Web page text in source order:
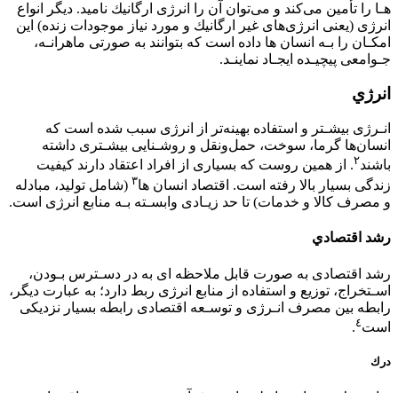
ﻫـﺎ را ﺗﺄﻣﻴﻦ ﻣﻰﻛﻨﺪ و ﻣﻰﺗﻮان آن را اﻧﺮژى ارﮔﺎﻧﻴﻚ ﻧﺎﻣﻴﺪ. دﻳﮕﺮ اﻧﻮاع
اﻧﺮژى (ﻳﻌﻨﻰ اﻧﺮژىﻫﺎى ﻏﻴﺮ ارﮔﺎﻧﻴﻚ و ﻣﻮرد ﻧﻴﺎز ﻣﻮﺟﻮدات زﻧﺪه) اﻳﻦ
اﻣﻜـﺎن را ﺑـﻪ اﻧﺴﺎن ﻫﺎ داده اﺳﺖ ﻛﻪ ﺑﺘﻮاﻧﻨﺪ ﺑﻪ ﺻﻮرﺗﻰ ﻣﺎﻫﺮاﻧـﻪ،
ﺟـﻮاﻣﻌﻰ ﭘﻴﭽﻴـﺪه اﻳﺠـﺎد ﻧﻤﺎﻳﻨـﺪ.
انرژي
اﻧـﺮژى ﺑﻴﺸـﺘﺮ و اﺳﺘﻔﺎده ﺑﻬﻴﻨﻪﺗﺮ از اﻧﺮژى ﺳﺒﺐ ﺷﺪه اﺳﺖ ﻛﻪ
اﻧﺴﺎنﻫﺎ ﮔﺮﻣﺎ، ﺳﻮﺧﺖ، ﺣﻤﻞوﻧﻘﻞ و روﺷـﻨﺎﻳﻰ ﺑﻴﺸـﺘﺮى داﺷﺘﻪ
ﺑﺎﺷﻨﺪ٢. از ﻫﻤﻴﻦ روﺳﺖ ﻛﻪ ﺑﺴﻴﺎرى از اﻓﺮاد اﻋﺘﻘﺎد دارﻧﺪ ﻛﻴﻔﻴﺖ
زﻧﺪﮔﻰ ﺑﺴﻴﺎر ﺑﺎﻻ رﻓﺘﻪ اﺳﺖ. اﻗﺘﺼﺎد اﻧﺴﺎن ﻫﺎ٣ (ﺷﺎﻣﻞ ﺗﻮﻟﻴﺪ، ﻣﺒﺎدﻟﻪ
و ﻣﺼﺮف ﻛﺎﻻ و ﺧﺪﻣﺎت) ﺗﺎ ﺣﺪ زﻳـﺎدى واﺑﺴـﺘﻪ ﺑـﻪ ﻣﻨﺎﺑﻊ اﻧﺮژى اﺳﺖ.
رشد اقتصادي
رﺷﺪ اﻗﺘﺼﺎدى ﺑﻪ ﺻﻮرت ﻗﺎﺑﻞ ﻣﻼﺣﻈﻪ اى ﺑﻪ در دﺳـﺘﺮس ﺑـﻮدن،
اﺳـﺘﺨﺮاج، ﺗﻮزﻳﻊ و اﺳﺘﻔﺎده از ﻣﻨﺎﺑﻊ اﻧﺮژى رﺑﻂ دارد؛ ﺑﻪ ﻋﺒﺎرت دﻳﮕﺮ،
راﺑﻄﻪ ﺑﻴﻦ ﻣﺼﺮف اﻧـﺮژى و ﺗﻮﺳـﻌﻪ اﻗﺘﺼﺎدى راﺑﻄﻪ ﺑﺴﻴﺎر ﻧﺰدﻳﻜﻰ
اﺳﺖ٤.
درك